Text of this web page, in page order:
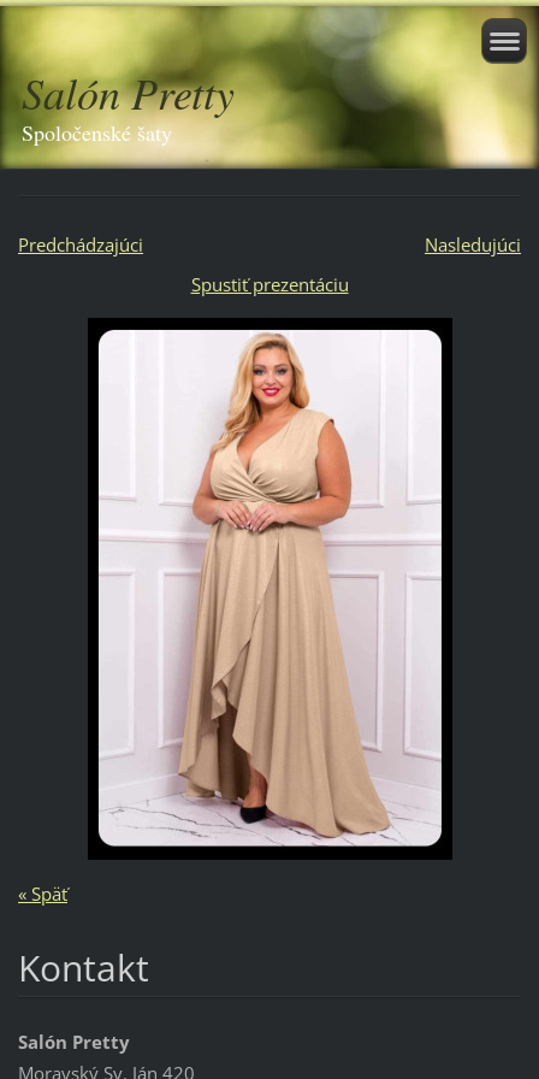
Salón Pretty
Spoločenské šaty
Predchádzajúci
Nasledujúci
Spustiť prezentáciu
« Späť
Kontakt
Salón Pretty
Moravský Sv. Ján 420